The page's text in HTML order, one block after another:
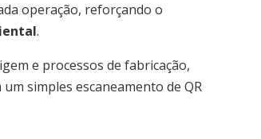
operação, reforçando o
.
e processos de fabricação,
simples escaneamento de QR